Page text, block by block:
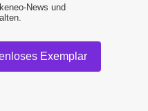
News und
Exemplar